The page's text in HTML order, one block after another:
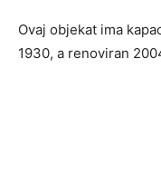
Ovaj objekat ima
1930, a renoviran